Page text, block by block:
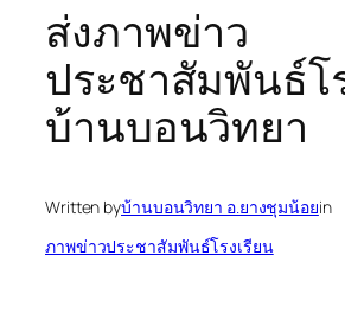
ส่งภาพข่าว
ประชาสัมพันธ์โ
บ้านบอนวิทยา
Written byบ้านบอนวิทยา อ.ยางชุมน้อยin
ภาพข่าวประชาสัมพันธ์โรงเรียน